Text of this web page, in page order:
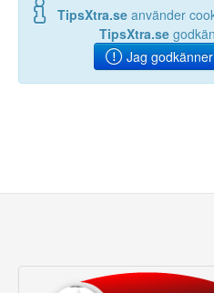
TipsXtra.se använder
TipsXtra.se
Jag